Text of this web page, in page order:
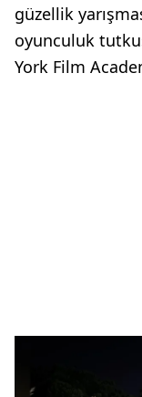
güzellik
oyunculuk
York Film